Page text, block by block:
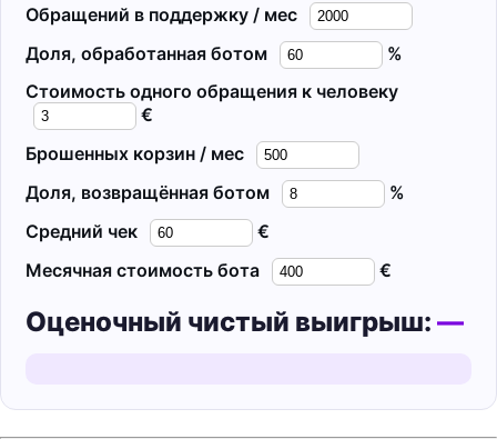
Обращений в поддержку / мес
Доля, обработанная ботом
%
Стоимость одного обращения к человеку
€
Брошенных корзин / мес
Доля, возвращённая ботом
%
Средний чек
€
Месячная стоимость бота
€
Оценочный чистый выигрыш: —